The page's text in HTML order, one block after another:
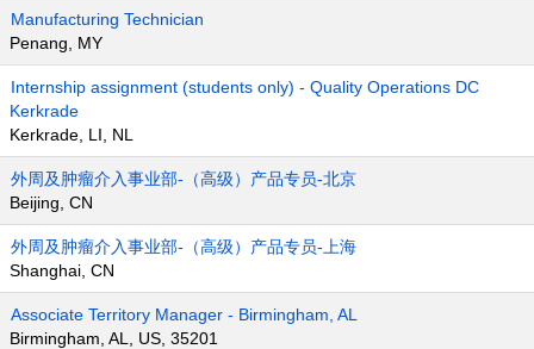
Manufacturing Technician
Penang, MY
Internship assignment (students only) - Quality Operations DC
Kerkrade
Kerkrade, LI, NL
外周及肿瘤介入事业部-（高级）产品专员-北京
Beijing, CN
外周及肿瘤介入事业部-（高级）产品专员-上海
Shanghai, CN
Associate Territory Manager - Birmingham, AL
Birmingham, AL, US, 35201